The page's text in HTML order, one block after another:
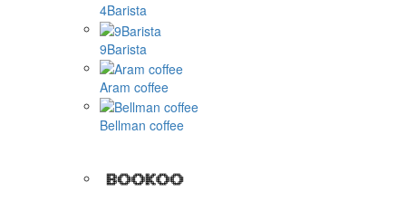
4Barista
9Barista
Aram coffee
Bellman coffee